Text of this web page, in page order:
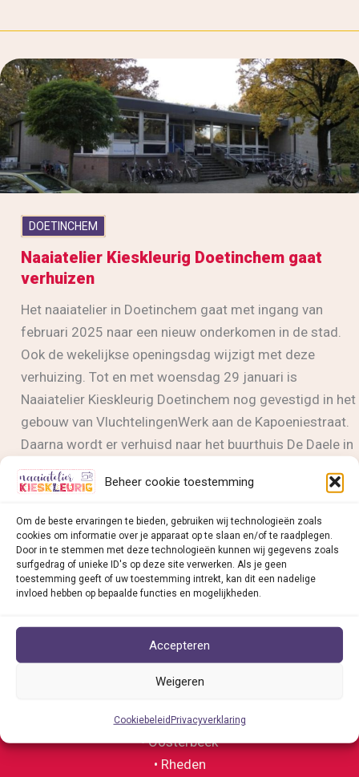
Beheer cookie toestemming
Om de beste ervaringen te bieden, gebruiken wij technologieën zoals
cookies om informatie over je apparaat op te slaan en/of te raadplegen.
Door in te stemmen met deze technologieën kunnen wij gegevens zoals
surfgedrag of unieke ID's op deze site verwerken. Als je geen
toestemming geeft of uw toestemming intrekt, kan dit een nadelige
invloed hebben op bepaalde functies en mogelijkheden.
Accepteren
Weigeren
Cookiebeleid Privacyverklaring
DOETINCHEM
Naaiatelier Kieskleurig Doetinchem gaat
verhuizen
Het naaiatelier in Doetinchem gaat met ingang van
februari 2025 naar een nieuw onderkomen in de stad.
Ook de wekelijkse openingsdag wijzigt met deze
verhuizing. Tot en met woensdag 29 januari is
Naaiatelier Kieskleurig Doetinchem nog gevestigd in het
gebouw van VluchtelingenWerk aan de Kapoeniestraat.
Daarna wordt er verhuisd naar het buurthuis De Daele in
de wijk Overstegen.
Kieskleurig
Doetinchem
gaat
verhuizenNaaiatelier Kieskleurig vind je in:
• Deventer
• Dieren
• Doesburg
• Duiven
• Oosterbeek
• Rheden